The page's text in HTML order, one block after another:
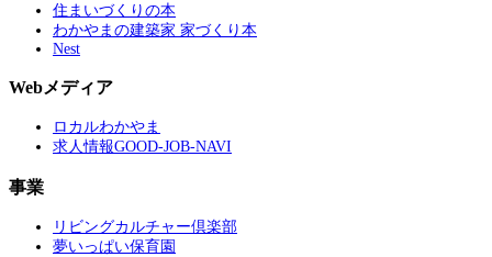
住まいづくりの本
わかやまの建築家 家づくり本
Nest
Webメディア
ロカルわかやま
求人情報GOOD-JOB-NAVI
事業
リビングカルチャー倶楽部
夢いっぱい保育園